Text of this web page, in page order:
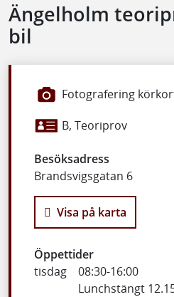
Ängelholm
bil
Fotografering
B, Teoriprov
Besöksadress
Brandsvigsgatan 6
Visa på karta
Öppettider
tisdag
08:30-16:00
Lunchstängt